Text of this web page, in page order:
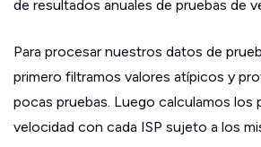
de resultados anuales de pruebas de
Para procesar nuestros datos de
primero filtramos valores atípicos y
pocas pruebas. Luego calculamos los
velocidad con cada ISP sujeto a los